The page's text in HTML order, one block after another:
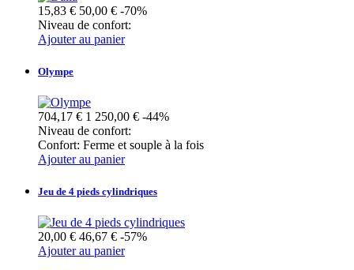
15,83 € 50,00 € -70%
Niveau de confort:
Ajouter au panier
Olympe
704,17 € 1 250,00 € -44%
Niveau de confort:
Confort: Ferme et souple à la fois
Ajouter au panier
Jeu de 4 pieds cylindriques
20,00 € 46,67 € -57%
Ajouter au panier